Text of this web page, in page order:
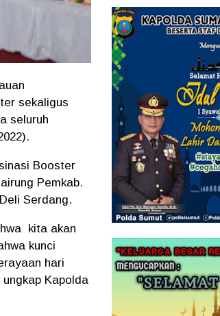
sekaligus
seluruh
Booster
Pemkab.
Serdang.
kita akan
kunci
hari
Kapolda